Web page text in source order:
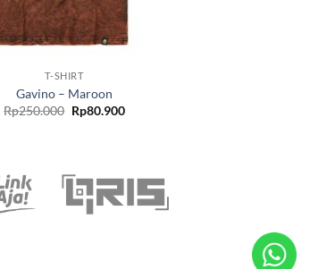
T-SHIRT
Gavino – Maroon
Rp250.000 Rp80.900